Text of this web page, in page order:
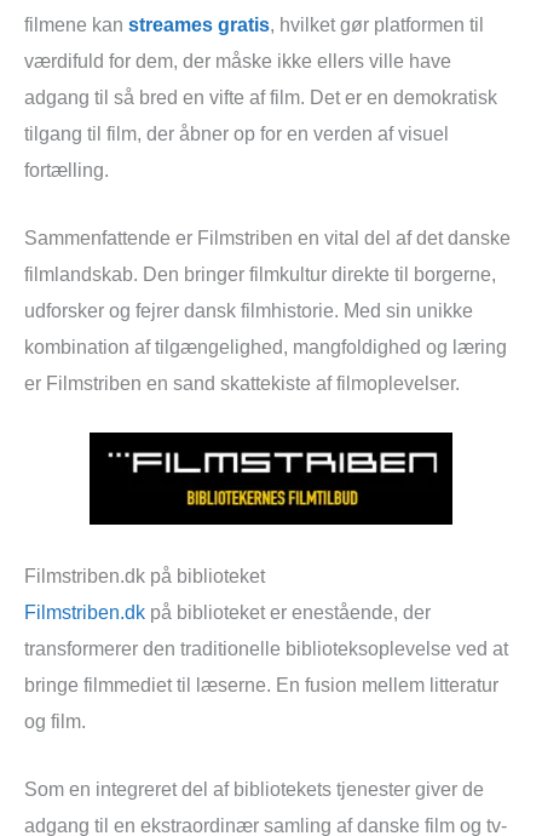
filmene kan streames gratis, hvilket gør platformen til
værdifuld for dem, der måske ikke ellers ville have
adgang til så bred en vifte af film. Det er en demokratisk
tilgang til film, der åbner op for en verden af visuel
fortælling.
Sammenfattende er Filmstriben en vital del af det danske
filmlandskab. Den bringer filmkultur direkte til borgerne,
udforsker og fejrer dansk filmhistorie. Med sin unikke
kombination af tilgængelighed, mangfoldighed og læring
er Filmstriben en sand skattekiste af filmoplevelser.
Filmstriben.dk på biblioteket
Filmstriben.dk på biblioteket er enestående, der
transformerer den traditionelle biblioteksoplevelse ved at
bringe filmmediet til læserne. En fusion mellem litteratur
og film.
Som en integreret del af bibliotekets tjenester giver de
adgang til en ekstraordinær samling af danske film og tv-